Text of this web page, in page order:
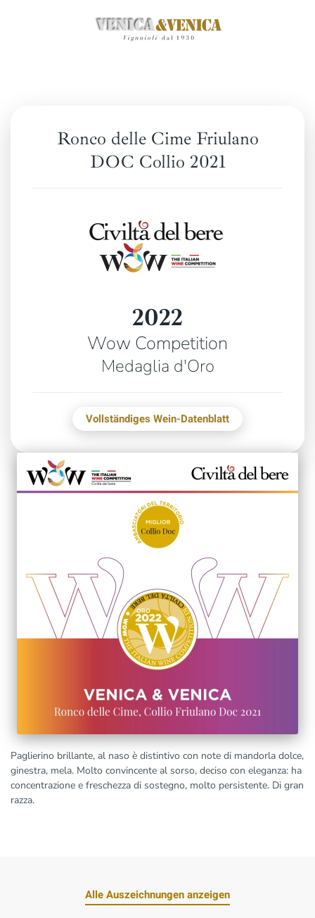
Ronco delle Cime Friulano
DOC Collio 2021
2022
Wow Competition
Medaglia d'Oro
Vollständiges Wein-Datenblatt
Paglierino brillante, al naso è distintivo con note di mandorla dolce,
ginestra, mela. Molto convincente al sorso, deciso con eleganza: ha
concentrazione e freschezza di sostegno, molto persistente. Di gran
razza.
Alle Auszeichnungen anzeigen